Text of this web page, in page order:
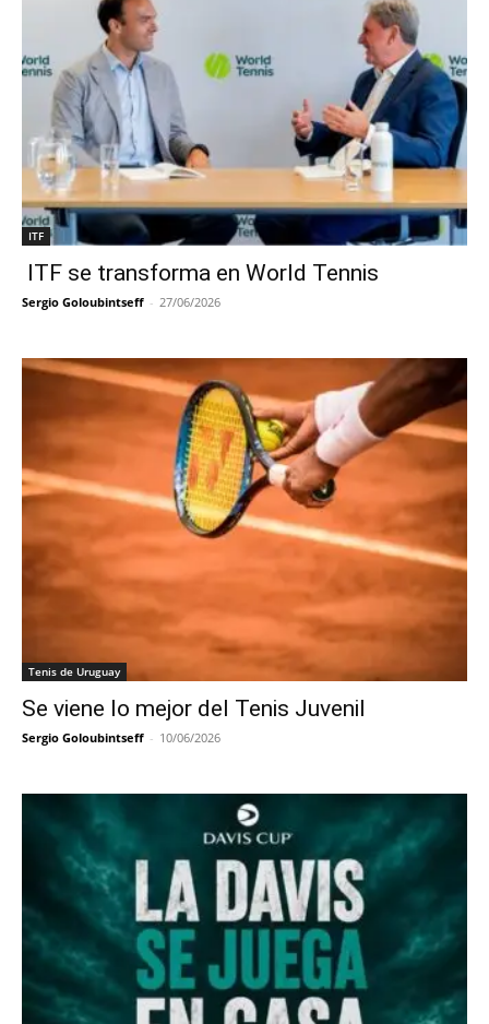
ITF
ITF se transforma en World Tennis
Sergio Goloubintseff - 27/06/2026
Tenis de Uruguay
Se viene lo mejor del Tenis Juvenil
Sergio Goloubintseff - 10/06/2026